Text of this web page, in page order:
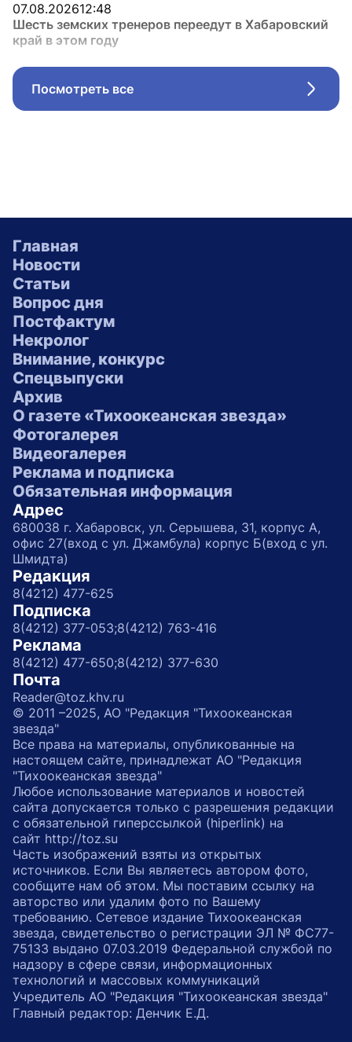
07.08.202612:48
Шесть земских тренеров переедут в Хабаровский
край в этом году
Посмотреть все
Главная
Новости
Статьи
Вопрос дня
Постфактум
Некролог
Внимание, конкурс
Спецвыпуски
Архив
О газете «Тихоокеанская звезда»
Фотогалерея
Видеогалерея
Реклама и подписка
Обязательная информация
Адрес
680038 г. Хабаровск, ул. Серышева, 31, корпус А,
офис 27(вход с ул. Джамбула) корпус Б(вход с ул.
Шмидта)
Редакция
8(4212) 477-625
Подписка
8(4212) 377-053;8(4212) 763-416
Реклама
8(4212) 477-650;8(4212) 377-630
Почта
Reader@toz.khv.ru
© 2011 –2025, АО "Редакция "Тихоокеанская
звезда"
Все права на материалы, опубликованные на
настоящем сайте, принадлежат АО "Редакция
"Тихоокеанская звезда"
Любое использование материалов и новостей
сайта допускается только с разрешения редакции
с обязательной гиперссылкой (hiperlink) на
сайт http://toz.su
Часть изображений взяты из открытых
источников. Если Вы являетесь автором фото,
сообщите нам об этом. Мы поставим ссылку на
авторство или удалим фото по Вашему
требованию. Сетевое издание Тихоокеанская
звезда, свидетельство о регистрации ЭЛ № ФС77-
75133 выдано 07.03.2019 Федеральной службой по
надзору в сфере связи, информационных
технологий и массовых коммуникаций
Учредитель АО "Редакция "Тихоокеанская звезда"
Главный редактор: Денчик Е.Д.